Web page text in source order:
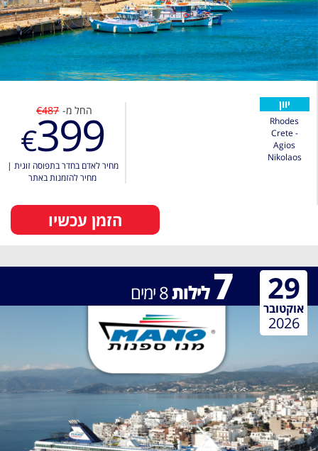
יוון
Rhodes
Crete -
Agios
Nikolaos
החל מ- €487
€399
מחיר לאדם בחדר בתפוסה זוגית |
מחיר להזמנות באתר
הזמן עכשיו
7 לילות8ימים 29
אוקטובר
2026